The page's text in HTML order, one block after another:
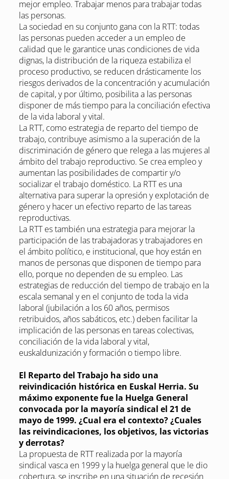
mejor empleo. Trabajar menos para trabajar todas
las personas.
La sociedad en su conjunto gana con la RTT: todas
las personas pueden acceder a un empleo de
calidad que le garantice unas condiciones de vida
dignas, la distribución de la riqueza estabiliza el
proceso productivo, se reducen drásticamente los
riesgos derivados de la concentración y acumulación
de capital, y por último, posibilita a las personas
disponer de más tiempo para la conciliación efectiva
de la vida laboral y vital.
La RTT, como estrategia de reparto del tiempo de
trabajo, contribuye asimismo a la superación de la
discriminación de género que relega a las mujeres al
ámbito del trabajo reproductivo. Se crea empleo y
aumentan las posibilidades de compartir y/o
socializar el trabajo doméstico. La RTT es una
alternativa para superar la opresión y explotación de
género y hacer un efectivo reparto de las tareas
reproductivas.
La RTT es también una estrategia para mejorar la
participación de las trabajadoras y trabajadores en
el ámbito político, e institucional, que hoy están en
manos de personas que disponen de tiempo para
ello, porque no dependen de su empleo. Las
estrategias de reducción del tiempo de trabajo en la
escala semanal y en el conjunto de toda la vida
laboral (jubilación a los 60 años, permisos
retribuidos, años sabáticos, etc.) deben facilitar la
implicación de las personas en tareas colectivas,
conciliación de la vida laboral y vital,
euskaldunización y formación o tiempo libre.
El Reparto del Trabajo ha sido una
reivindicación histórica en Euskal Herria. Su
máximo exponente fue la Huelga General
convocada por la mayoría sindical el 21 de
mayo de 1999. ¿Cual era el contexto? ¿Cuales
las reivindicaciones, los objetivos, las victorias
y derrotas?
La propuesta de RTT realizada por la mayoría
sindical vasca en 1999 y la huelga general que le dio
cobertura, se inscribe en una situación de recesión